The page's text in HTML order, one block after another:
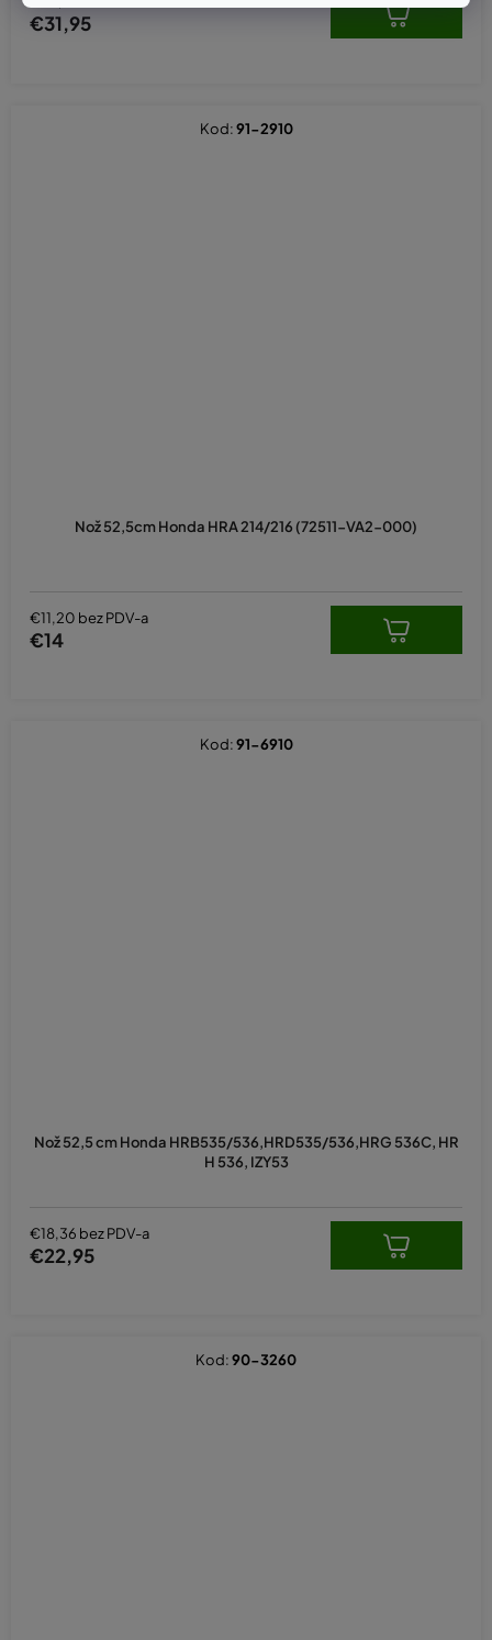
€31,95
Nož 52,5cm Honda HRA 214/216 (72511-VA2-000)
€11,20 bez PDV-a
€14
Kod:91-2910
Nož 52,5 cm Honda HRB535/536,HRD535/536,HRG 536C, HR
H 536, IZY53
€18,36 bez PDV-a
€22,95
Kod:91-6910
Kod:90-3260